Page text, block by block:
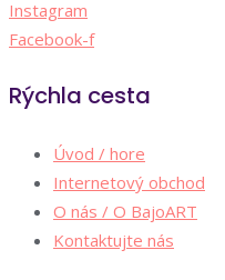
Instagram
Facebook-f
Rýchla cesta
Úvod / hore
Internetový obchod
O nás / O BajoART
Kontaktujte nás